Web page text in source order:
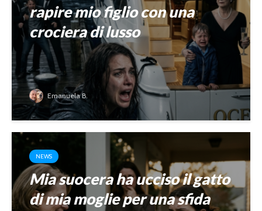
rapire mio figlio con una
crociera di lusso
Emanuela B.
NEWS
Mia suocera ha ucciso il gatto
di mia moglie per una sfida